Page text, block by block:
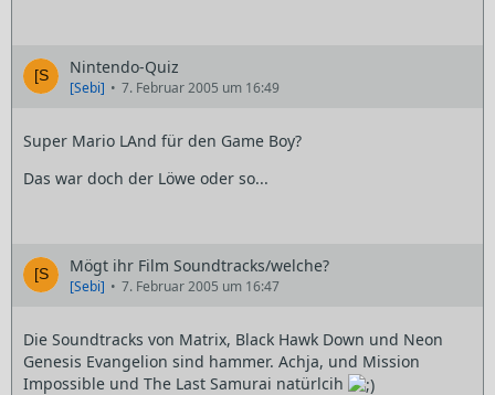
Nintendo-Quiz
[Sebi] 7. Februar 2005 um 16:49
Super Mario LAnd für den Game Boy?
Das war doch der Löwe oder so...
Mögt ihr Film Soundtracks/welche?
[Sebi] 7. Februar 2005 um 16:47
Die Soundtracks von Matrix, Black Hawk Down und Neon
Genesis Evangelion sind hammer. Achja, und Mission
Impossible und The Last Samurai natürlcih